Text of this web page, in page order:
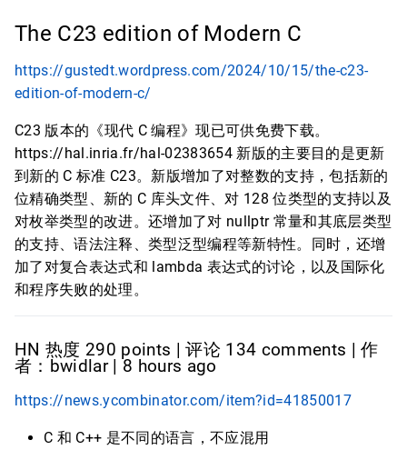
The C23 edition of Modern C
https://gustedt.wordpress.com/2024/10/15/the-c23-
edition-of-modern-c/
C23 版本的《现代 C 编程》现已可供免费下载。
https://hal.inria.fr/hal-02383654 新版的主要目的是更新
到新的 C 标准 C23。新版增加了对整数的支持，包括新的
位精确类型、新的 C 库头文件、对 128 位类型的支持以及
对枚举类型的改进。还增加了对 nullptr 常量和其底层类型
的支持、语法注释、类型泛型编程等新特性。同时，还增
加了对复合表达式和 lambda 表达式的讨论，以及国际化
和程序失败的处理。
HN 热度 290 points | 评论 134 comments | 作
者：bwidlar | 8 hours ago
https://news.ycombinator.com/item?id=41850017
C 和 C++ 是不同的语言，不应混用